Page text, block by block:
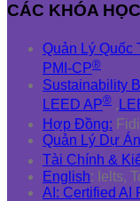
CÁC KHÓA HỌC
Quản Lý Quốc
PMI-CP®
Sustainability
LEED AP® ,
Hợp Đồng:
Quản Lý Dự
Tài Chính &
English: Ielts,
AI: Certified AI